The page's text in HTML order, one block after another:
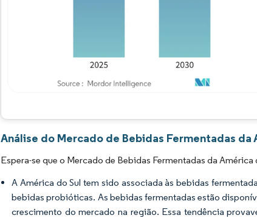
Análise do Mercado de Bebidas Fermentadas
Espera-se que o Mercado de Bebidas Fermentadas da
A América do Sul tem sido associada às bebidas
bebidas probióticas. As bebidas fermentadas estão
crescimento do mercado na região. Essa tendência